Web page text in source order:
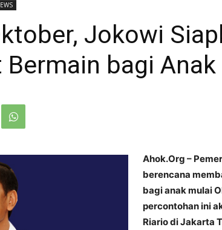
Jokowi
Bermain bagi Anak
Ahok.Org –
berencana
bagi anak mulai
percontohan ini
Riario di Jakarta